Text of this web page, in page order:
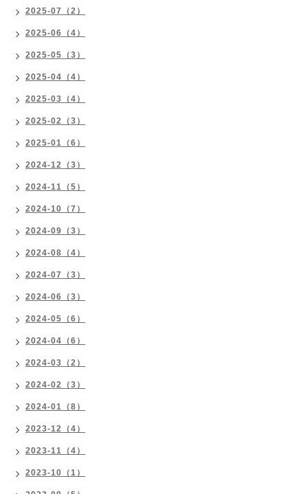
2025-07（2）
2025-06（4）
2025-05（3）
2025-04（4）
2025-03（4）
2025-02（3）
2025-01（6）
2024-12（3）
2024-11（5）
2024-10（7）
2024-09（3）
2024-08（4）
2024-07（3）
2024-06（3）
2024-05（6）
2024-04（6）
2024-03（2）
2024-02（3）
2024-01（8）
2023-12（4）
2023-11（4）
2023-10（1）